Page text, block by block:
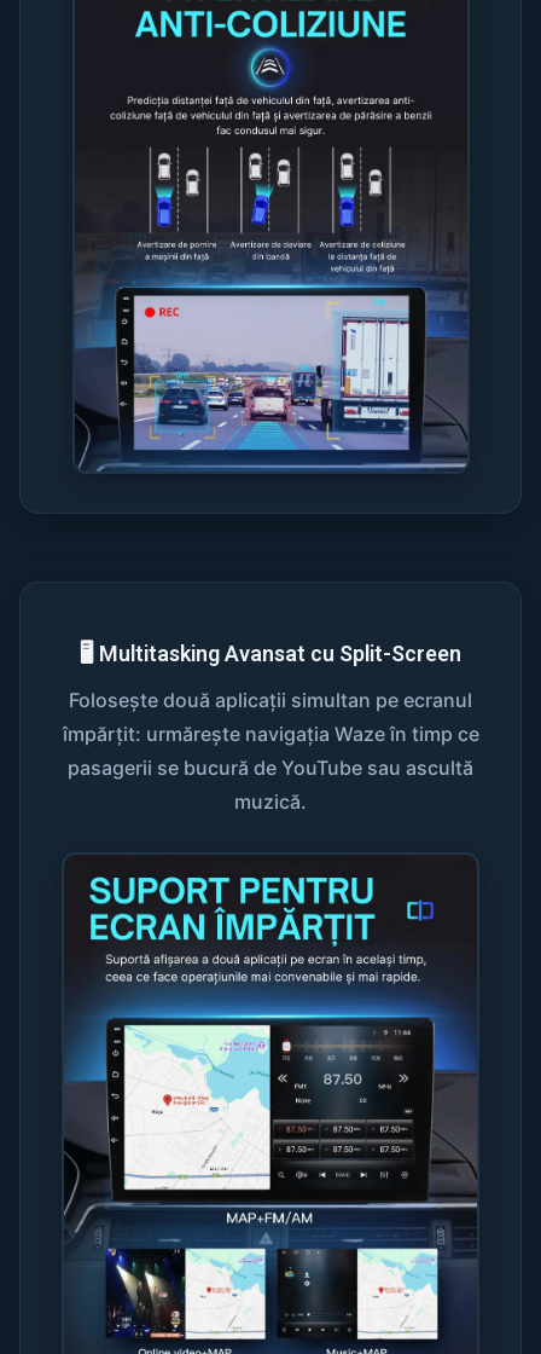
🖥️ Multitasking Avansat cu Split-Screen
Folosește două aplicații simultan pe ecranul
împărțit: urmărește navigația Waze în timp ce
pasagerii se bucură de YouTube sau ascultă
muzică.